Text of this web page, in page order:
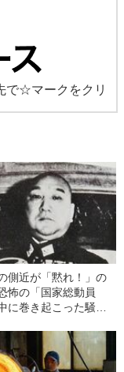
で☆マークをクリ
側近が「黙れ！」の
の「国家総動員
に巻き起こった騒動